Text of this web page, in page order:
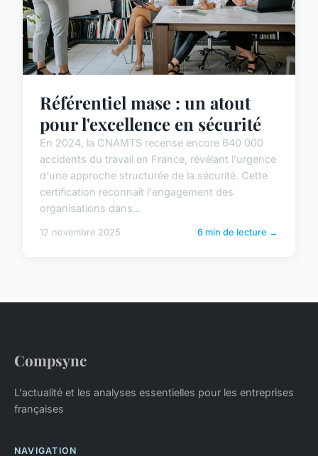
Référentiel mase : un atout
pour l'excellence en sécurité
En 2024, la CNAMTS recense encore 640 000
accidents du travail en France, révélant l'urgence
d'une approche structurée de la sécurité. Cette
certification reconnaît l'engagement des
organisations dans...
12 novembre 2025 6 min de lecture →
Compsync
L'actualité et les analyses essentielles pour les entreprises
françaises
NAVIGATION